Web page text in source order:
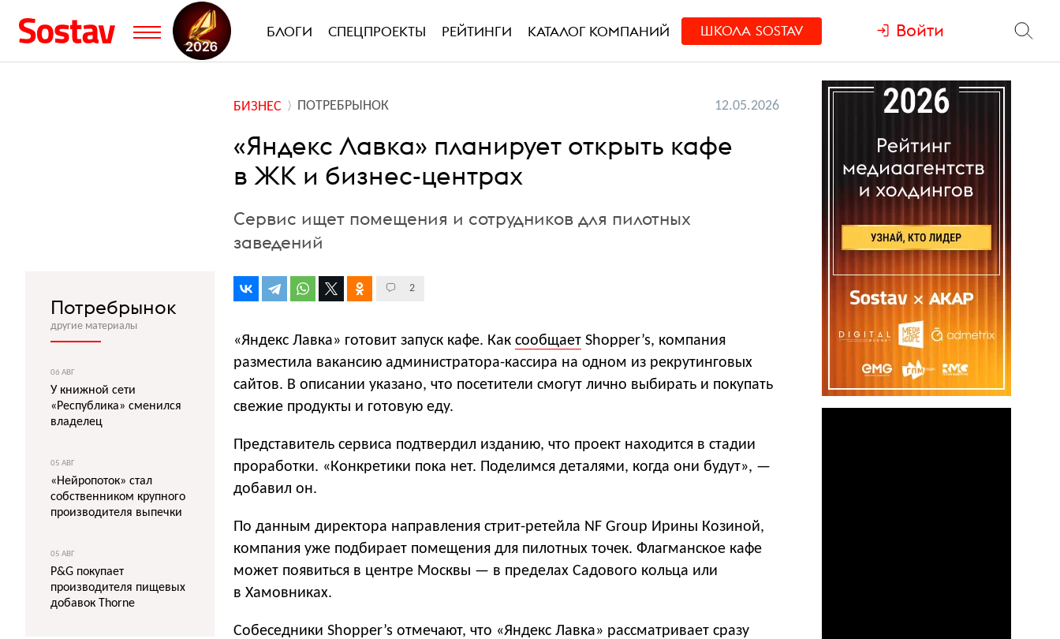
БЛОГИ СПЕЦПРОЕКТЫ РЕЙТИНГИ КАТАЛОГ КОМПАНИЙ ШКОЛА SOSTAV Войти
БИЗНЕС ПОТРЕБРЫНОК 12.05.2026
«Яндекс Лавка» планирует открыть кафе
в ЖК и бизнес-центрах
Сервис ищет помещения и сотрудников для пилотных
заведений
2
«Яндекс Лавка» готовит запуск кафе. Как сообщает Shopper’s, компания
разместила вакансию администратора-кассира на одном из рекрутинговых
сайтов. В описании указано, что посетители смогут лично выбирать и покупать
свежие продукты и готовую еду.
Представитель сервиса подтвердил изданию, что проект находится в стадии
проработки. «Конкретики пока нет. Поделимся деталями, когда они будут», —
добавил он.
По данным директора направления стрит-ретейла NF Group Ирины Козиной,
компания уже подбирает помещения для пилотных точек. Флагманское кафе
может появиться в центре Москвы — в пределах Садового кольца или
в Хамовниках.
Собеседники Shopper’s отмечают, что «Яндекс Лавка» рассматривает сразу
Потребрынок
другие материалы
06 АВГ
У книжной сети
«Республика» сменился
владелец
05 АВГ
«Нейропоток» стал
собственником крупного
производителя выпечки
05 АВГ
P&G покупает
производителя пищевых
добавок Thorne